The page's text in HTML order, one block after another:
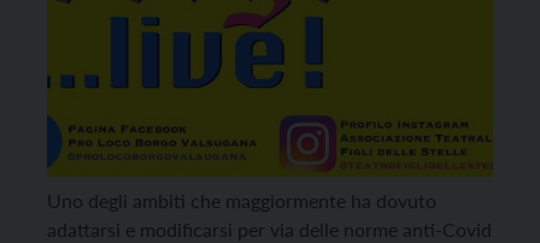
Uno degli ambiti che maggiormente ha dovuto
adattarsi e modificarsi per via delle norme anti-Covid